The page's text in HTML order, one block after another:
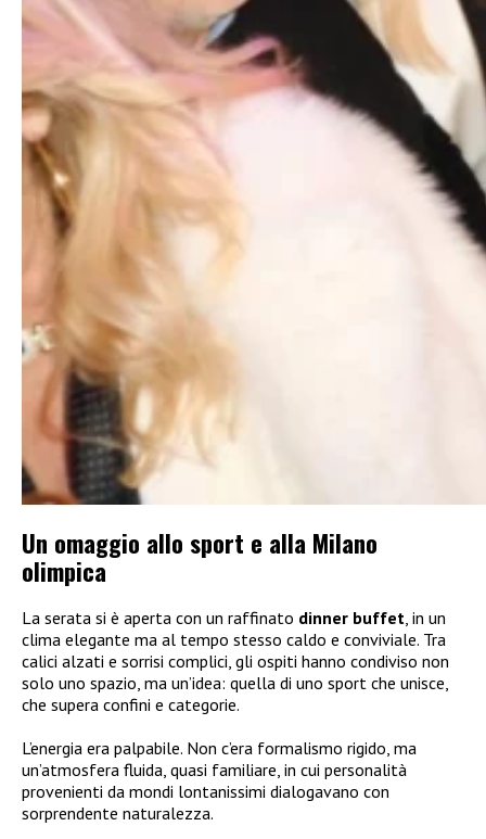
Un omaggio allo sport e alla Milano
olimpica
La serata si è aperta con un raffinato dinner buffet, in un
clima elegante ma al tempo stesso caldo e conviviale. Tra
calici alzati e sorrisi complici, gli ospiti hanno condiviso non
solo uno spazio, ma un’idea: quella di uno sport che unisce,
che supera confini e categorie.
L’energia era palpabile. Non c’era formalismo rigido, ma
un’atmosfera fluida, quasi familiare, in cui personalità
provenienti da mondi lontanissimi dialogavano con
sorprendente naturalezza.